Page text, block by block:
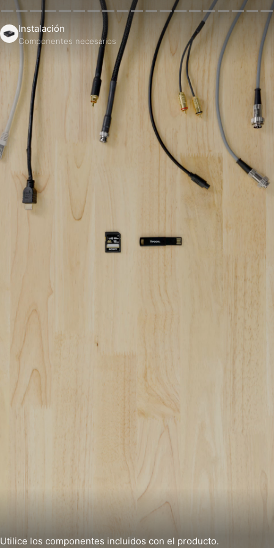
Instalación
Componentes necesarios
Utilice los componentes incluidos con el producto.